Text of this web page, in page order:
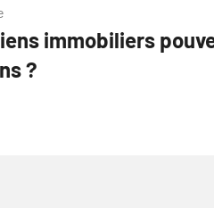
immobiliers
?